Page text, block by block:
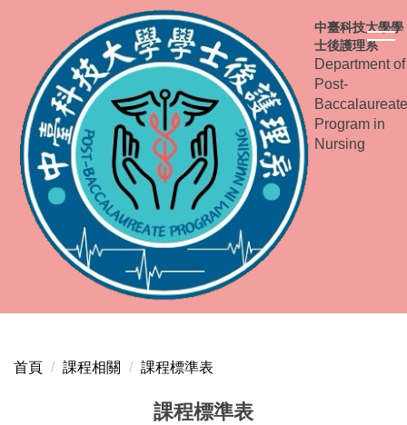
區
中臺科技大學學
士後護理系
Department of
Post-
Program in
Nursing
首頁 課程相關 課程標準表
課程標準表